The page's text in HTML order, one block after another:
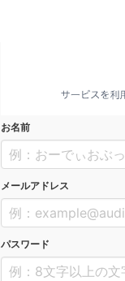
お名前
メールアドレス
パスワード